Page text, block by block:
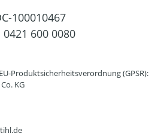
100010467
0421 600 0080
Produktsicherheitsverordnung (GPSR):
KG